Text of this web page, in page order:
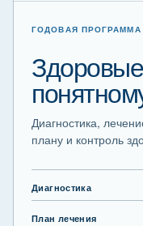
ГОДОВАЯ ПРОГРАММА
Диагностика,
плану и контроль
Диагностика
План лечения